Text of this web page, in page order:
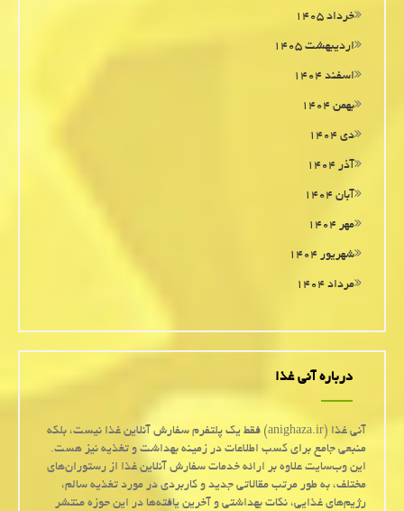
خرداد ۱۴۰۵
اردیبهشت ۱۴۰۵
اسفند ۱۴۰۴
بهمن ۱۴۰۴
دی ۱۴۰۴
آذر ۱۴۰۴
آبان ۱۴۰۴
مهر ۱۴۰۴
شهریور ۱۴۰۴
مرداد ۱۴۰۴
درباره آنی غذا
آنی غذا (anighaza.ir) فقط یک پلتفرم سفارش آنلاین غذا نیست، بلکه
منبعی جامع برای کسب اطلاعات در زمینه بهداشت و تغذیه نیز هست.
این وب‌سایت علاوه بر ارائه خدمات سفارش آنلاین غذا از رستوران‌های
مختلف، به طور مرتب مقالاتی جدید و کاربردی در مورد تغذیه سالم،
رژیم‌های غذایی، نکات بهداشتی و آخرین یافته‌ها در این حوزه منتشر